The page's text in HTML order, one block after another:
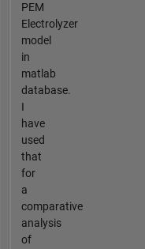
PEM
Electrolyzer
model
in
matlab
database.
I
have
used
that
for
a
comparative
analysis
of